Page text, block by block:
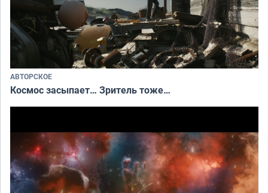
АВТОРСКОЕ
Космос засыпает… Зритель тоже…